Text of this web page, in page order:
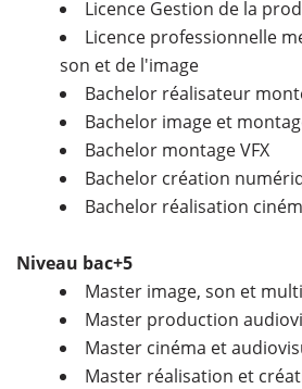
Licence Gestion de la
Licence professionnelle
son et de l'image
Bachelor réalisateur
Bachelor image et
Bachelor montage VFX
Bachelor création
Bachelor réalisation
Niveau bac+5
Master image, son et
Master production
Master cinéma et
Master réalisation et